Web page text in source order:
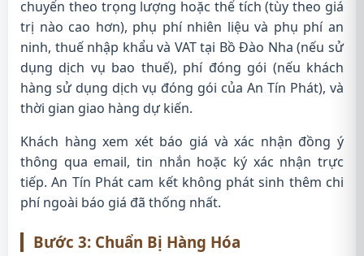
chuyển theo trọng lượng hoặc thể tích (tùy theo giá
trị nào cao hơn), phụ phí nhiên liệu và phụ phí an
ninh, thuế nhập khẩu và VAT tại Bồ Đào Nha (nếu sử
dụng dịch vụ bao thuế), phí đóng gói (nếu khách
hàng sử dụng dịch vụ đóng gói của An Tín Phát), và
thời gian giao hàng dự kiến.
Khách hàng xem xét báo giá và xác nhận đồng ý
thông qua email, tin nhắn hoặc ký xác nhận trực
tiếp. An Tín Phát cam kết không phát sinh thêm chi
phí ngoài báo giá đã thống nhất.
Bước 3: Chuẩn Bị Hàng Hóa